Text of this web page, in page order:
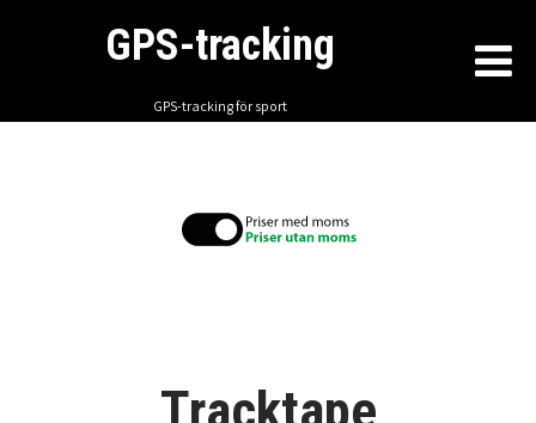
GPS-tracking
GPS-tracking för sport